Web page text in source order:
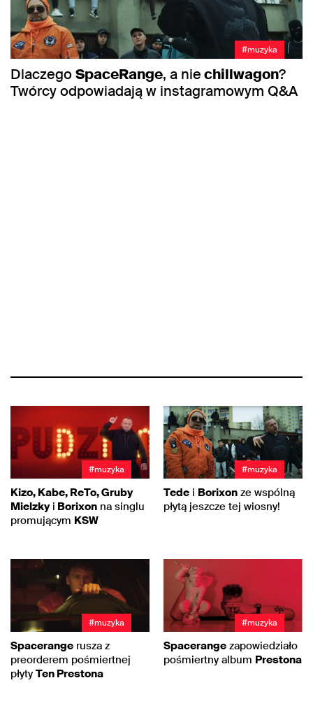
#muzyka
DlaczegoSpaceRange, a niechillwagon?
Twórcy odpowiadają w instagramowym Q&A
#muzyka
Kizo, Kabe, ReTo, Gruby
Mielzkyi Borixon na singlu
promującym KSW
#muzyka
Tede i Borixon ze wspólną
płytą jeszcze tej wiosny!
#muzyka
Spacerange rusza z
preorderem pośmiertnej
płyty Ten Prestona
#muzyka
Spacerange zapowiedziało
pośmiertny album Prestona